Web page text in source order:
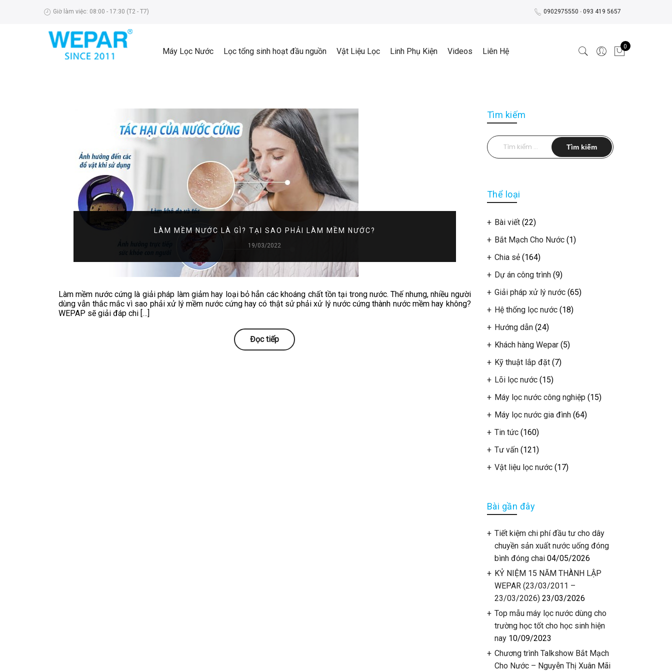
Giờ làm việc: 08:00 - 17:30 (T2 - T7) 0902975550 - 093 419 5657
Máy Lọc Nước Lọc tổng sinh hoạt đầu nguồn Vật Liệu Lọc Linh Phụ Kiện Videos Liên Hệ 0
LÀM MỀM NƯỚC LÀ GÌ? TẠI SAO PHẢI LÀM MỀM NƯỚC?
19/03/2022
Làm mềm nước cứng là giải pháp làm giảm hay loại bỏ hẳn các khoáng chất tồn tại trong nước. Thế nhưng, nhiều người
dùng vẫn thắc mắc vì sao phải xử lý mềm nước cứng hay có thật sử phải xử lý nước cứng thành nước mềm hay không?
WEPAP sẽ giải đáp chi […]
Đọc tiếp
Tìm kiếm
Tìm
kiếm
Thể loại
Bài viết(22)
Bắt Mạch Cho Nước(1)
Chia sẻ(164)
Dự án công trình(9)
Giải pháp xử lý nước(65)
Hệ thống lọc nước(18)
Hướng dẫn(24)
Khách hàng Wepar(5)
Kỹ thuật lắp đặt(7)
Lõi lọc nước(15)
Máy lọc nước công nghiệp (15)
Máy lọc nước gia đình(64)
Tin tức(160)
Tư vấn(121)
Vật liệu lọc nước(17)
Bài gần đây
Tiết kiệm chi phí đầu tư cho dây
chuyền sản xuất nước uống đóng
bình đóng chai 04/05/2026
KỶ NIỆM 15 NĂM THÀNH LẬP
WEPAR (23/03/2011 –
23/03/2026) 23/03/2026
Top mẫu máy lọc nước dùng cho
trường học tốt cho học sinh hiện
nay 10/09/2023
Chương trình Talkshow Bắt Mạch
Cho Nước – Nguyễn Thị Xuân Mãi